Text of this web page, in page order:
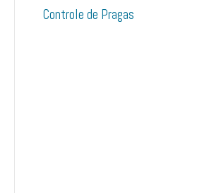
Controle de Pragas